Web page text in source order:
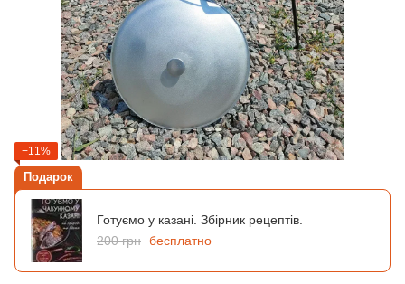
−11%
Подарок
Готуємо у казані. Збірник рецептів.
200 грн бесплатно